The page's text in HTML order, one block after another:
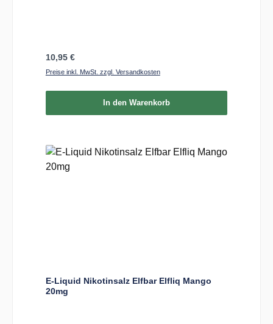
Regulärer Preis:
10,95 €
Preise inkl. MwSt. zzgl. Versandkosten
In den Warenkorb
E-Liquid Nikotinsalz Elfbar Elfliq Mango
20mg